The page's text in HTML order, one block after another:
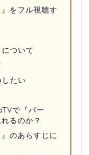
をフル視聴す
ついて
たい
で『パー
るのか？
のあらすじに